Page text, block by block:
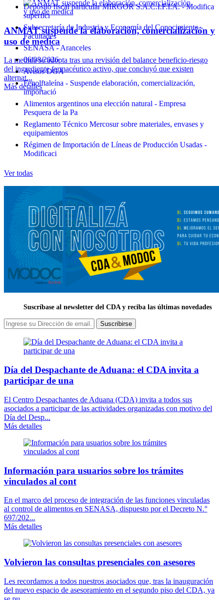
ANMAT suspende la elaboración, comercialización y
uso de medica
La medida se adopta tras una revisión del balance beneficio-riesgo
del ingrediente farmacéutico activo, que concluyó que existen
alternat...
Más detalles
Depósito fiscal particular MIRGOR S.A.C.I.F.I.A. - Modifica
superfici
Subsecretaría de Industria y Economía del Conocimiento -
Facultades
SENASA - Aranceles
06/08/2026
Avisos DGA
Fenolftaleína - Suspende elaboración, comercialización,
importació
Alimentos argentinos una elección natural - Empresa
Pesquera de la Pa
Reglamento Técnico Mercosur sobre materiales, envases y
equipamientos
Régimen de Importación de Líneas de Producción Usadas -
Modificaci
Ver todas
Suscríbase al newsletter del CDA y reciba las últimas novedades
Suscribirse
Día del Despachante de Aduana: el CDA invita a
participar de una
El Centro Despachantes de Aduana (CDA) invita a todos sus
asociados a participar de las actividades organizadas con motivo del
Día del Desp...
Más detalles
Información para usuarios sobre los trámites
vinculados al cont
En el marco del proceso de integración de las funciones vinculadas
al control de alimentos en SENASA, dispuesto por el Decreto N.°
697/202...
Más detalles
Volvieron las consultas presenciales con asesores
Les recordamos a todos nuestros asociados que, tras la inauguración
del nuevo espacio de asesoramiento en el segundo piso del CDA, ya